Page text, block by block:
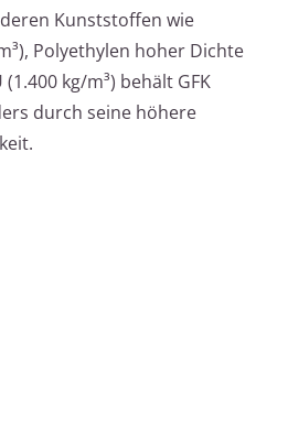
Kunststoffen wie
Polyethylen hoher Dichte
kg/m³) behält GFK
durch seine höhere